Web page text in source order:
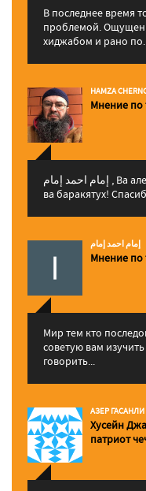
В последнее время
проблемой.
хиджабом и рано
HAMZA
Мнение по
إمام احمد إمام , Ва алейкум ассалам ва рахматуЛлахи
ва баракятух!
إمام احمد إمام
Мнение по
Мир тем кто
советую вам
говорить...
АЗЕР ГАСАНЛИ
Хусейн
патриот